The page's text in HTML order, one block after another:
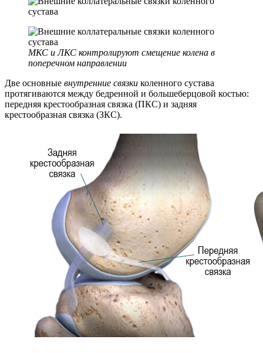
МКС и ЛКС контролируют смещение колена в
поперечном направлении
Две основные внутренние связки коленного сустава
протягиваются между бедренной и большеберцовой костью:
передняя крестообразная связка (ПКС) и задняя
крестообразная связка (ЗКС).